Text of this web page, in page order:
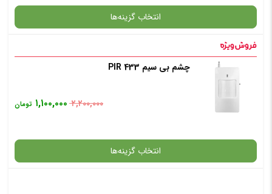
✧ چت با پشتیبان واتس آپ
انتخاب گزینه‌ها
گارانتی چشم بی سیم PIR 433
۲,۲۰۰,۰۰۰ ۱,۱۰۰,۰۰۰ تومان
انتخاب گزینه‌ها